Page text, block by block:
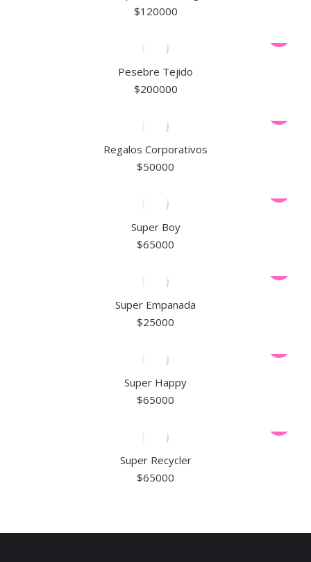
$120000
Pesebre Tejido
$200000
Regalos Corporativos
$50000
Super Boy
$65000
Super Empanada
$25000
Super Happy
$65000
Super Recycler
$65000